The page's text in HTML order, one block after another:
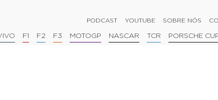
PODCAST YOUTUBE SOBRE NÓS
F1 F2 F3 MOTOGP NASCAR TCR PORSCHE